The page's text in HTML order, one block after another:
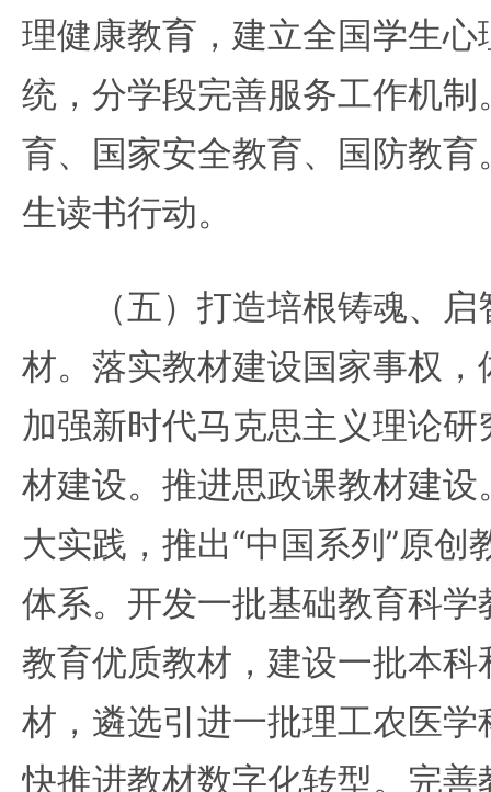
理健康教育，建立全国学生
统，分学段完善服务工作机
育、国家安全教育、国防教
生读书行动。
（五）打造培根铸魂、启
材。落实教材建设国家事权
加强新时代马克思主义理论
材建设。推进思政课教材建
大实践，推出“中国系列”原创
体系。开发一批基础教育科
教育优质教材，建设一批本
材，遴选引进一批理工农医
快推进教材数字化转型。完